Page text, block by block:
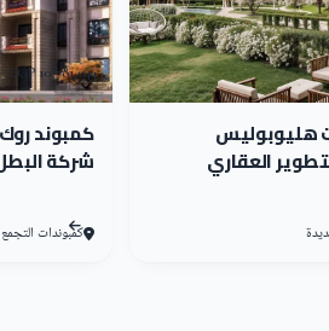
إحساساً بالبهجة والانتعاش.
هليوبوليس
العقاري
10,781,944 EGP
كمبوند
شركة
كمبوندات